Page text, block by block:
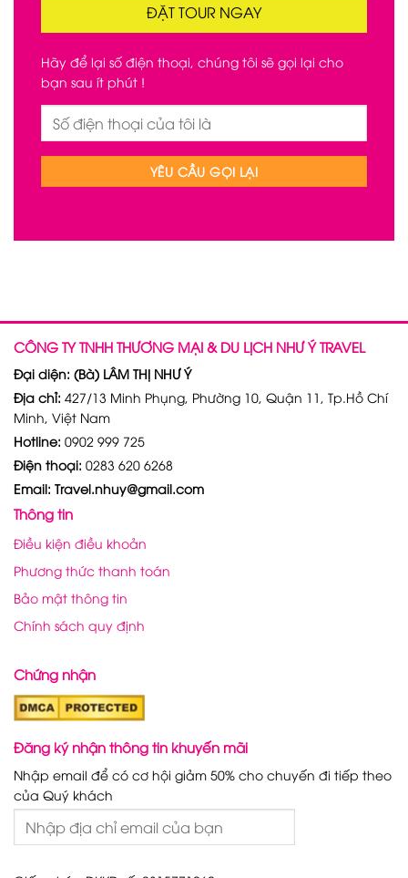
ĐẶT TOUR NGAY
Hãy để lại số điện thoại, chúng tôi sẽ gọi lại cho
bạn sau ít phút !
CÔNG TY TNHH THƯƠNG MẠI & DU LỊCH NHƯ Ý TRAVEL
Đại diện: (Bà) LÂM THỊ NHƯ Ý
Địa chỉ: 427/13 Minh Phụng, Phường 10, Quận 11, Tp.Hồ Chí
Minh, Việt Nam
Hotline: 0902 999 725
Điện thoại: 0283 620 6268
Email: Travel.nhuy@gmail.com
Thông tin
Điều kiện điều khoản
Phương thức thanh toán
Bảo mật thông tin
Chính sách quy định
Chứng nhận
Đăng ký nhận thông tin khuyến mãi
Nhập email để có cơ hội giảm 50% cho chuyến đi tiếp theo
của Quý khách